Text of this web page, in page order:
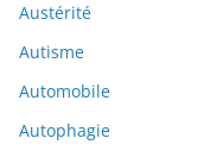
Austérité
Autisme
Automobile
Autophagie